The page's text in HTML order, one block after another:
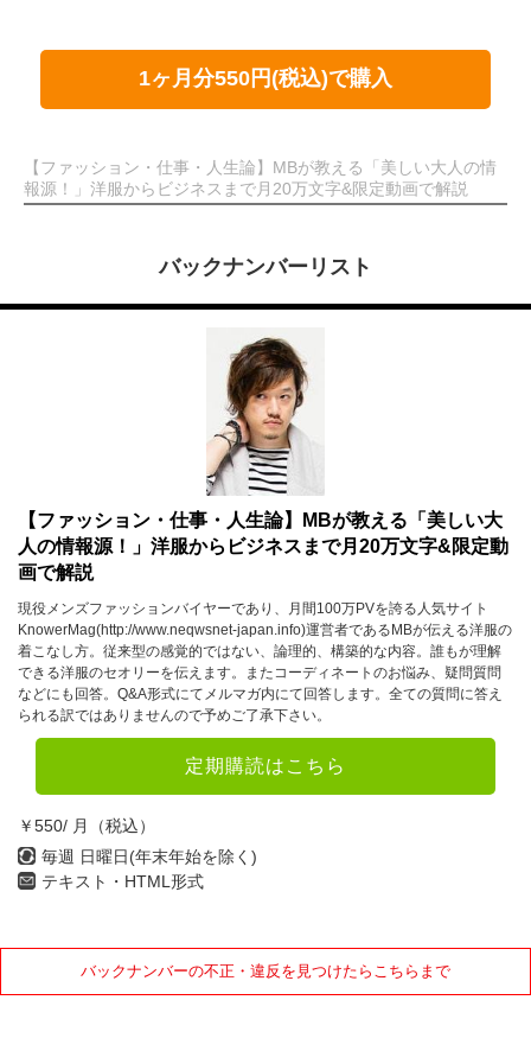
1ヶ月分550円(税込)で購入
【ファッション・仕事・人生論】MBが教える「美しい大人の情
報源！」洋服からビジネスまで月20万文字&限定動画で解説
バックナンバーリスト
【ファッション・仕事・人生論】MBが教える「美しい大
人の情報源！」洋服からビジネスまで月20万文字&限定動
画で解説
現役メンズファッションバイヤーであり、月間100万PVを誇る人気サイト
KnowerMag(http://www.neqwsnet-japan.info)運営者であるMBが伝える洋服の
着こなし方。従来型の感覚的ではない、論理的、構築的な内容。誰もが理解
できる洋服のセオリーを伝えます。またコーディネートのお悩み、疑問質問
などにも回答。Q&A形式にてメルマガ内にて回答します。全ての質問に答え
られる訳ではありませんので予めご了承下さい。
定期購読はこちら
￥550/ 月（税込）
毎週 日曜日(年末年始を除く)
テキスト・HTML形式
バックナンバーの不正・違反を見つけたらこちらまで